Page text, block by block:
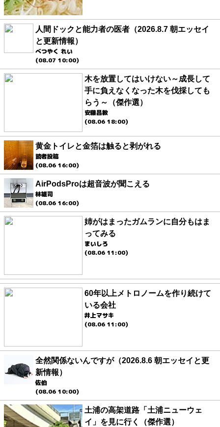
人間ドックと能力者の医者（2026.8.7 朝エッセイ
と更新情報）
べつやく れい
(08.07 10:00)
木を放置してはいけない～成長して
手に負えなくなった木を伐採しても
らう～（傑作選）
安藤昌教
(08.06 18:00)
黄金トイレと金箔は触ると剥がれる
読者投稿
(08.06 16:00)
AirPodsProは超音波が聞こえる
林雄司
(08.06 16:00)
姉がはまったガムランに自分もはま
ってみる
まいしろ
(08.06 11:00)
60年以上メトロノームを作り続けて
いる会社
井上マサキ
(08.06 11:00)
全然関係ないんですが（2026.8.6 朝エッセイと更
新情報）
佐伯
(08.06 10:00)
土浦の高架道路「土浦ニューウェ
イ」を見に行く（傑作選）